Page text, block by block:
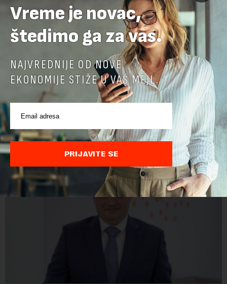
POVEZANI SADRŽAJI
Vreme je novac,
štedimo ga za vas.
NAJVREDNIJE OD NOVE
EKONOMIJE STIŽE U VAŠ MEJL.
PRIJAVITE SE